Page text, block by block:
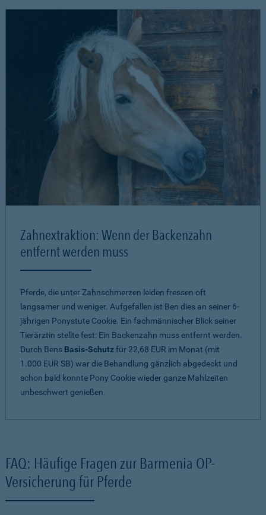
Zahnextraktion: Wenn der Backenzahn
entfernt werden muss
Pferde, die unter Zahnschmerzen leiden fressen oft
langsamer und weniger. Aufgefallen ist Ben dies an seiner 6-
jährigen Ponystute Cookie. Ein fachmännischer Blick seiner
Tierärztin stellte fest: Ein Backenzahn muss entfernt werden.
Durch Bens Basis-Schutzfür 22,68 EUR im Monat (mit
1.000 EUR SB) war die Behandlung gänzlich abgedeckt und
schon bald konnte Pony Cookie wieder ganze Mahlzeiten
unbeschwert genießen.
FAQ: Häufige Fragen zur Barmenia OP-
Versicherung für Pferde